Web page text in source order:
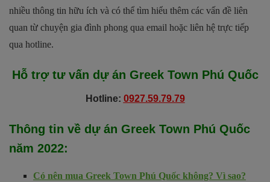
nhiều thông tin hữu ích và có thể tìm hiểu thêm các vấn đề liên
quan từ chuyện gia đình phong qua email hoặc liên hệ trực tiếp
qua hotline.
Hỗ trợ tư vấn dự án Greek Town Phú Quốc
Hotline: 0927.59.79.79
Thông tin về dự án Greek Town Phú Quốc
năm 2022:
Có nên mua Greek Town Phú Quốc không? Vì sao?